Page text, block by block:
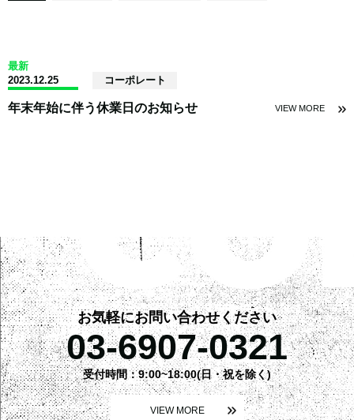
2023.12.25 コーポレート
年末年始に伴う休業日のお知らせ VIEW MORE
お気軽にお問い合わせください
03-6907-0321
受付時間：9:00~18:00(日・祝を除く)
VIEW MORE